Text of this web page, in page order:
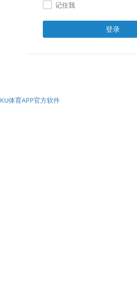
记住我
登录
KU体育APP官方软件